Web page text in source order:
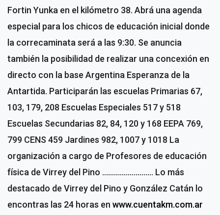
Fortin Yunka en el kilómetro 38. Abrá una agenda
especial para los chicos de educación inicial donde
la correcaminata será a las 9:30. Se anuncia
también la posibilidad de realizar una concexión en
directo con la base Argentina Esperanza de la
Antartida. Participarán las escuelas Primarias 67,
103, 179, 208 Escuelas Especiales 517 y 518
Escuelas Secundarias 82, 84, 120 y 168 EEPA 769,
799 CENS 459 Jardines 982, 1007 y 1018 La
organización a cargo de Profesores de educación
física de Virrey del Pino .............…………. Lo más
destacado de Virrey del Pino y González Catán lo
encontras las 24 horas en www.cuentakm.com.ar